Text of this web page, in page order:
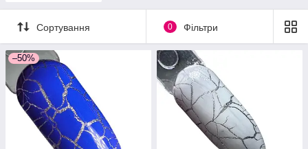
Сортування 0 Фільтри
–50%